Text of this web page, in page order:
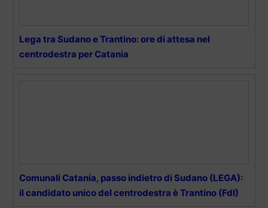
Lega tra Sudano e Trantino: ore di attesa nel
centrodestra per Catania
Comunali Catania, passo indietro di Sudano (LEGA):
il candidato unico del centrodestra è Trantino (FdI)